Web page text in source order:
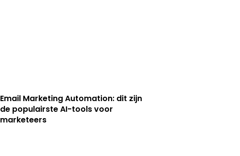
Email Marketing Automation: dit zijn
de populairste AI-tools voor
marketeers